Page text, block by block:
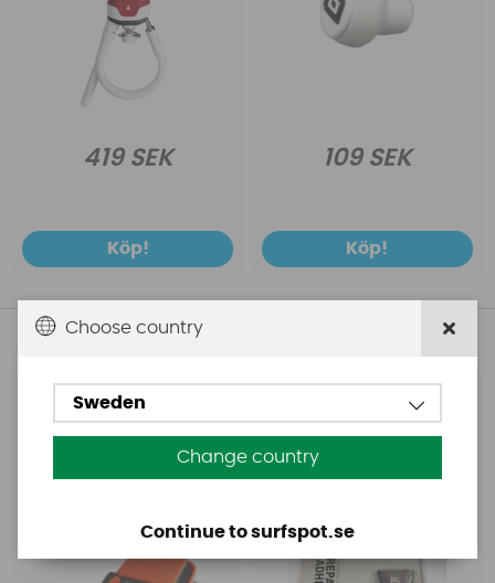
419 SEK
Köp!
109 SEK
Köp!
Andra köpte även
Choose country
Sweden
Change country
Continue to surfspot.se